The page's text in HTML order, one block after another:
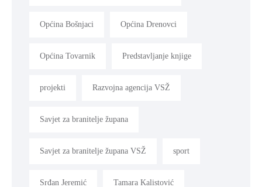
Općina Bošnjaci Općina Drenovci
Općina Tovarnik Predstavljanje knjige
projekti Razvojna agencija VSŽ
Savjet za branitelje župana
Savjet za branitelje župana VSŽ sport
Srđan Jeremić Tamara Kalistović